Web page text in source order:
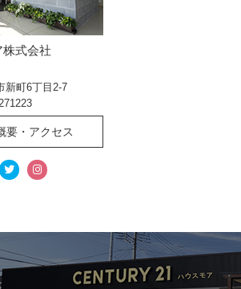
式会社
新町6丁目2-7
要・アクセス